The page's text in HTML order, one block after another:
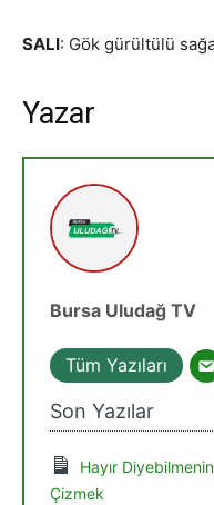
SALI: Gök gürültülü
Yazar
Bursa Uludağ TV
Tüm Yazıları
Son Yazılar
Hayır
Çizmek